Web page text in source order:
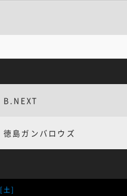
B.NEXT
徳島ガンバロウズ
[土]